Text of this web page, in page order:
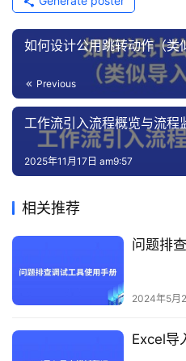
!-- 使用 shushi 私有
!-- 使用 aliyun 镜像
<activeProfile>
/activeProfiles
如何设计公用跳转动作（类
Previous
工作流引入流程概览与流程
2025年11月17日 am9:57
相关推荐
问题排
2024年5月
Excel导